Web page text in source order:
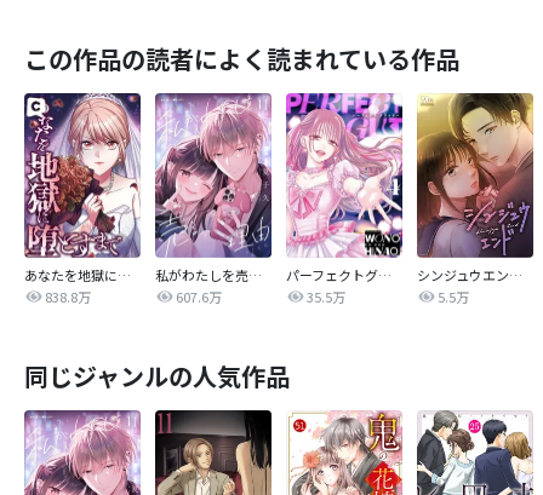
この作品の読者によく読まれている作品
あなたを地獄に堕とすまで
838.8万
私がわたしを売る理由
607.6万
パーフェクトグリッター
35.5万
シンジュウエンド【タテヨミ】
5.5万
同じジャンルの人気作品